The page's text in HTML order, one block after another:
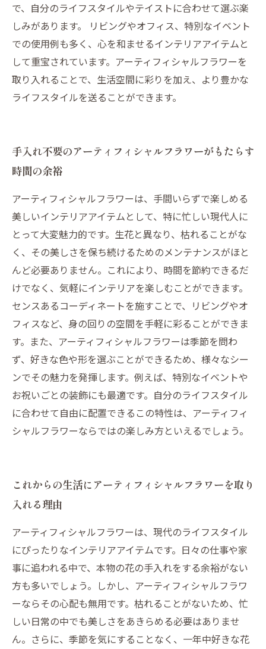
で、自分のライフスタイルやテイストに合わせて選ぶ楽
しみがあります。 リビングやオフィス、特別なイベント
での使用例も多く、心を和ませるインテリアアイテムと
して重宝されています。アーティフィシャルフラワーを
取り入れることで、生活空間に彩りを加え、より豊かな
ライフスタイルを送ることができます。
手入れ不要のアーティフィシャルフラワーがもたらす
時間の余裕
アーティフィシャルフラワーは、手間いらずで楽しめる
美しいインテリアアイテムとして、特に忙しい現代人に
とって大変魅力的です。生花と異なり、枯れることがな
く、その美しさを保ち続けるためのメンテナンスがほと
んど必要ありません。これにより、時間を節約できるだ
けでなく、気軽にインテリアを楽しむことができます。
センスあるコーディネートを施すことで、リビングやオ
フィスなど、身の回りの空間を手軽に彩ることができま
す。また、アーティフィシャルフラワーは季節を問わ
ず、好きな色や形を選ぶことができるため、様々なシー
ンでその魅力を発揮します。例えば、特別なイベントや
お祝いごとの装飾にも最適です。自分のライフスタイル
に合わせて自由に配置できるこの特性は、アーティフィ
シャルフラワーならではの楽しみ方といえるでしょう。
これからの生活にアーティフィシャルフラワーを取り
入れる理由
アーティフィシャルフラワーは、現代のライフスタイル
にぴったりなインテリアアイテムです。日々の仕事や家
事に追われる中で、本物の花の手入れをする余裕がない
方も多いでしょう。しかし、アーティフィシャルフラワ
ーならその心配も無用です。枯れることがないため、忙
しい日常の中でも美しさをあきらめる必要はありませ
ん。さらに、季節を気にすることなく、一年中好きな花